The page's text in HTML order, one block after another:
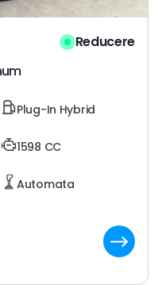
Reducere
Plug-In Hybrid
1598 CC
Automata